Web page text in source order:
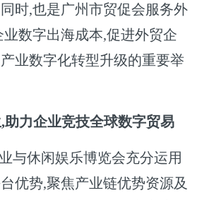
时,也是广州市贸促会服务外
数字出海成本,促进外贸企
业数字化转型升级的重要举
助力企业竞技全球数字贸易
与休闲娱乐博览会充分运用
优势,聚焦产业链优势资源及